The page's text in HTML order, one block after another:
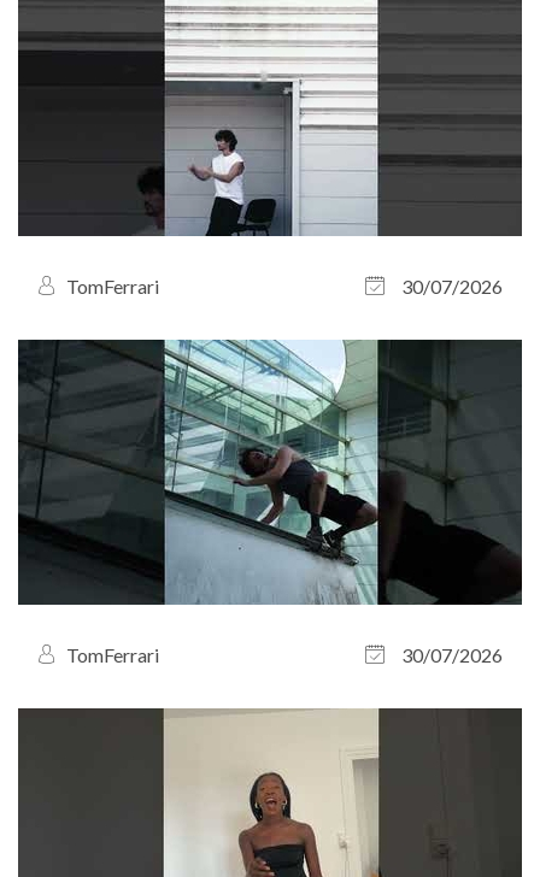
TomFerrari 30/07/2026
TomFerrari 30/07/2026